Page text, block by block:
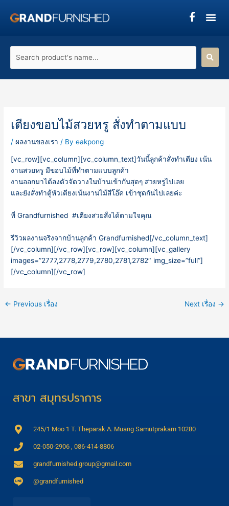
product's
เตียงขอบไม้สวยหรู สั่งทำตามแบบ
/ผลงานของเรา / Byeakpong
[vc_row][vc_column][vc_column_text]วันนี้ลูกค้าสั่งทำเตียง เน้น
งานสวยหรู มีขอบไม้ที่ทำตามแบบลูกค้า
งานออกมาได้ลงตัวจัดวางในบ้านเข้ากันสุดๆ สวยหรูไปเลย
และยังสั่งทำตู้หัวเตียงเน้นงานไม้สีโอ๊ค เข้าชุดกันไปเลยค่ะ
ที่ Grandfurnished#เตียงสวยสั่งได้ตามใจคุณ
รีวิวผลงานจริงจากบ้านลูกค้า Grandfurnished[/vc_column_text]
[/vc_column][/vc_row][vc_row][vc_column][vc_gallery
images=”2777,2778,2779,2780,2781,2782″ img_size=”full”]
[/vc_column][/vc_row]
← Previous เรื่อง Next เรื่อง →
สาขา สมุทรปราการ
245/1 Moo 1 T. Theparak A. Muang Samutprakarn 10280
02-050-2906 , 086-414-8806
grandfurnished.group@gmail.com
@grandfurnished